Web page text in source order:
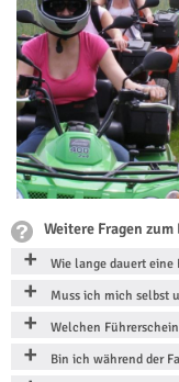
Weitere Fragen
Wie lange dauert eine
Muss ich mich selbst
Welchen
Bin ich während der